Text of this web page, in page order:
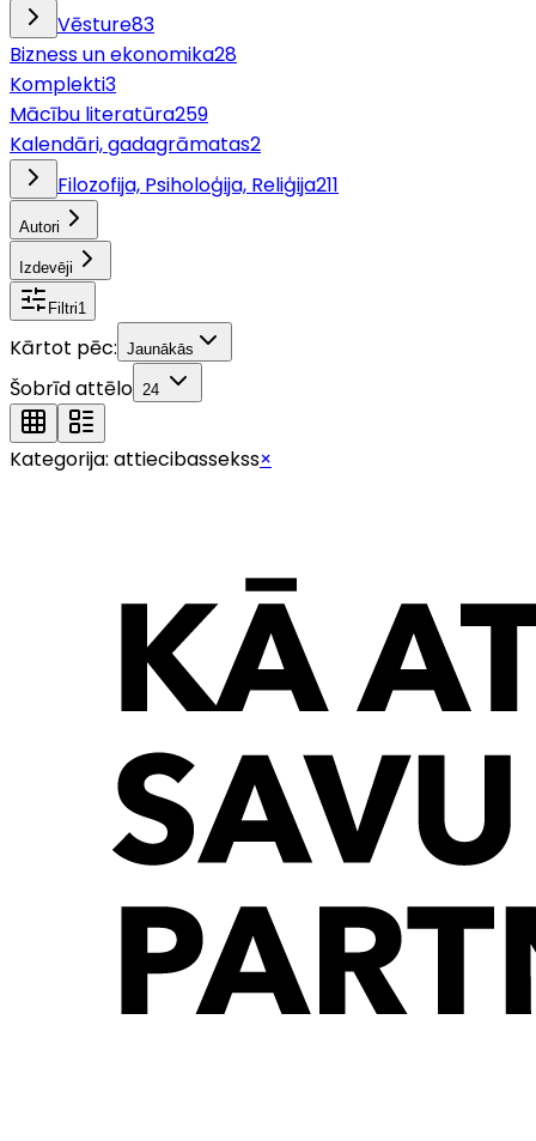
Vēsture83
Bizness un ekonomika28
Komplekti3
Mācību literatūra259
Kalendāri, gadagrāmatas2
Filozofija, Psiholoģija, Reliģija211
Autori
Izdevēji
Filtri1
Kārtot pēc: Jaunākās
Šobrīd attēlo 24
Kategorija: attiecibassekss×